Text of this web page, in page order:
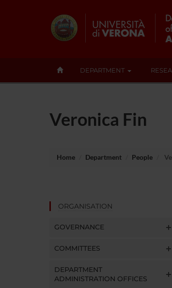
DEPARTMENT
Veronica Fin
Home Department People
ORGANISATION
GOVERNANCE
COMMITTEES
DEPARTMENT
ADMINISTRATION OFFICES